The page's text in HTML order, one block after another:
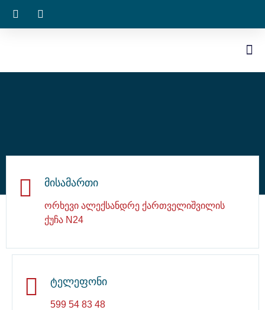
მისამართი
ორხევი ალექსანდრე ქართველიშვილის
ქუჩა N24
ტელეფონი
599 54 83 48